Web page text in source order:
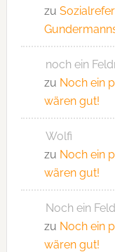
zu
noch ein
zu Noch ein
wären gut!
Wolfi
zu Noch ein
wären gut!
Noch ein
zu Noch ein
wären gut!